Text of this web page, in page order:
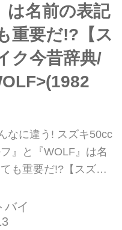
と思います。今回は進
ングが次々と割増し
は名前の表記
重要だ!?【ス
ク今昔辞典/
なに違う! スズキ50cc
』と『WOLF』は名
も重要だ!?【スズキ
ってはなかなか見る
た貴重な「スズキの
バイ